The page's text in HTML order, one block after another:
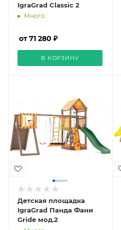
IgraGrad Classic 2
Много
от 71 280 ₽
В КОРЗИНУ
Детская площадка
IgraGrad Панда Фани
Gride мод.2